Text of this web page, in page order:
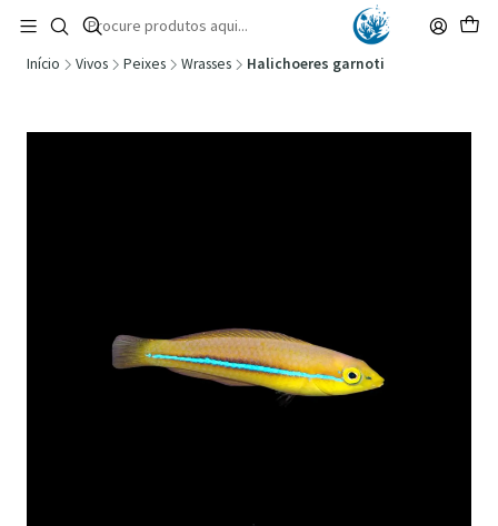
🚚 Portugal Continental: Portes Grátis desde 149,90€ (Envio extresso: 14,90€)
Ler mais
Início Vivos Peixes Wrasses Halichoeres garnoti